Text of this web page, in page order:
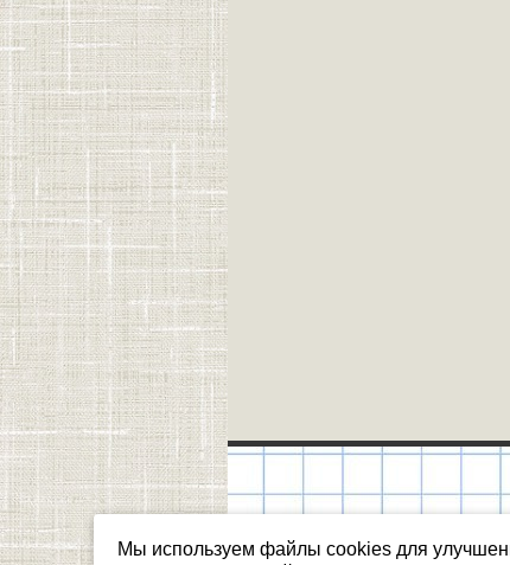
Мы используем файлы cookies для